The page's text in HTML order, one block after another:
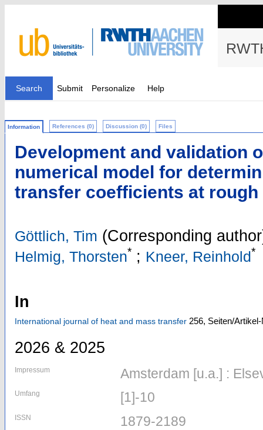
Search Submit Personalize Help
Information References (0) Discussion (0) Files
Development and validation
numerical model for
transfer coefficients at
Göttlich, Tim (Corresponding
Helmig, Thorsten* ; Kneer, Reinhold*
In
International journal of heat and mass transfer 256, Seiten/
2026 & 2025
Impressum Amsterdam [u.a.] :
Umfang [1]-10
ISSN 1879-2189